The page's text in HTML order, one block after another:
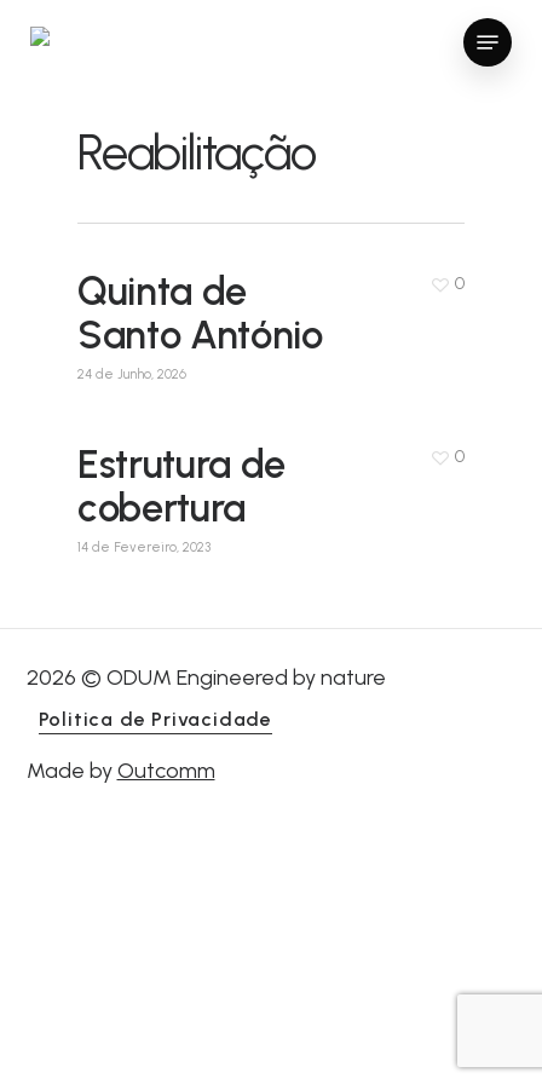
Menu
Reabilitação
Quinta de
Santo António
24 de Junho, 2026
0
Estrutura de
cobertura
14 de Fevereiro, 2023
0
2026 © ODUM Engineered by nature
Politica de Privacidade
Made byOutcomm